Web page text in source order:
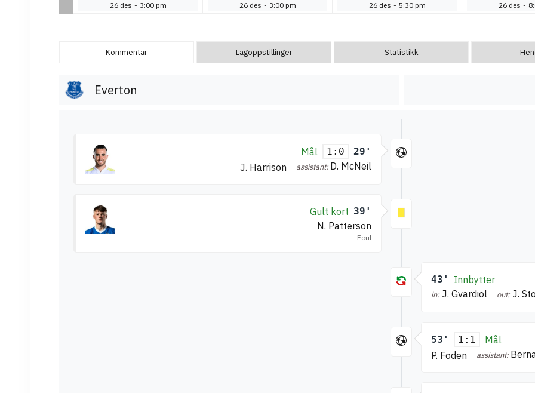
26 des - 3:00 pm
26 des - 3:00 pm
26 des - 5:30 pm 26 des -
Kommentar Lagoppstillinger Statistikk
Everton
Mål 1:0 29'
J. Harrison assistant: D. McNeil
Gult kort 39'
N. Patterson
Foul
43' Innbytter
in: J. Gvardiol out: J.
53' 1:1
Mål
P. Foden
assistant: